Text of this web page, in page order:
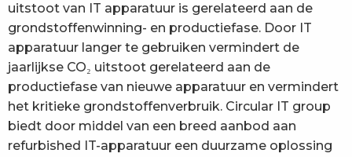
uitstoot van IT apparatuur is gerelateerd aan de
grondstoffenwinning- en productiefase. Door IT
apparatuur langer te gebruiken vermindert de
jaarlijkse CO₂ uitstoot gerelateerd aan de
productiefase van nieuwe apparatuur en vermindert
het kritieke grondstoffenverbruik. Circular IT group
biedt door middel van een breed aanbod aan
refurbished IT-apparatuur een duurzame oplossing